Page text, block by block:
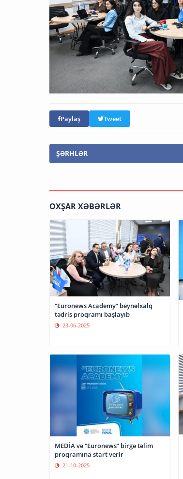
Paylaş Tweet
ŞƏRHLƏR
OXŞAR XƏBƏRLƏR
“Euronews Academy” beynəlxalq
tədris proqramı başlayıb
23-06-2025
MEDİA və “Euronews” birgə təlim
proqramına start verir
21-10-2025